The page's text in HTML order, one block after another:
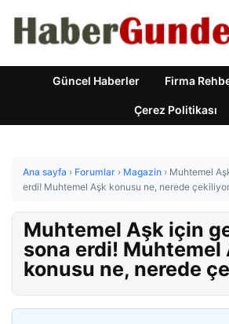
Güncel Haberler Firma
Çerez Politikası
Ana sayfa › Forumlar › Magazin › Muhtemel
erdi! Muhtemel Aşk konusu ne, nerede
Muhtemel Aşk için
sona erdi! Muhtemel
konusu ne, nerede